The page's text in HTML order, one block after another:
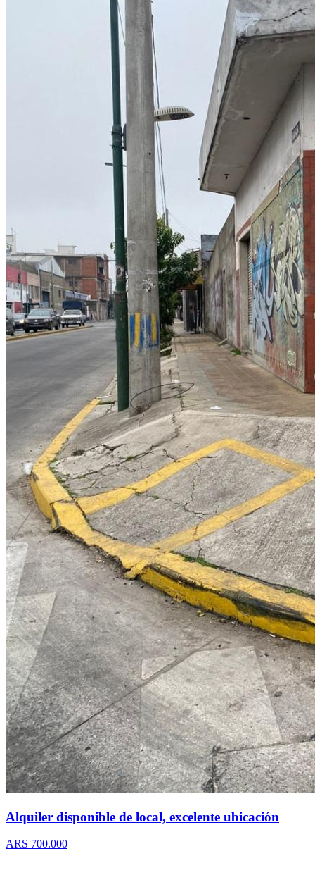
Alquiler disponible de local, excelente ubicación
ARS 700.000